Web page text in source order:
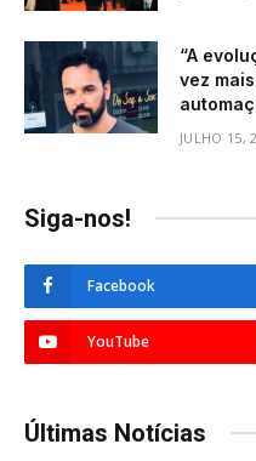
“A
vez
JULHO 15,
Siga-nos!
Facebook
YouTube
Últimas Notícias